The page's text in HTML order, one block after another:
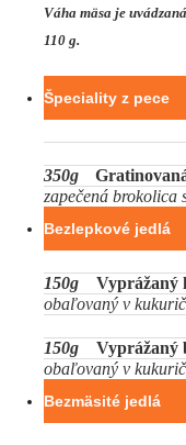
Váha mäsa je
110 g.
Špeciality z pece
350g
zapečená brokolica
Bezlepkové jedlá
150g Vyprážaný
obaľovaný v
150g Vyprážaný
obaľovaný v
Bezmäsité jedlá